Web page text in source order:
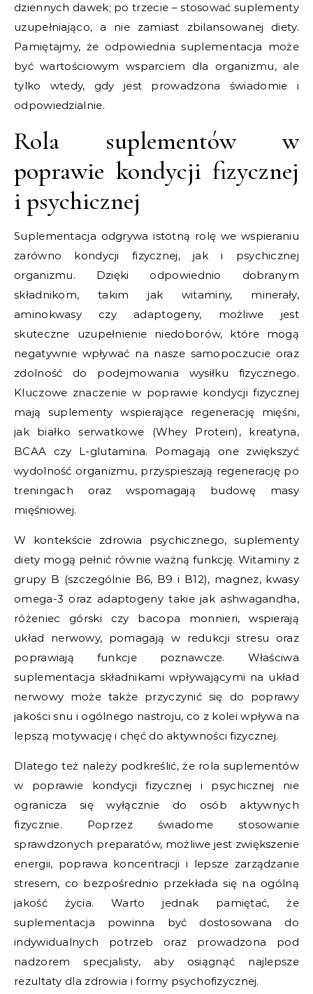
dziennych dawek; po trzecie – stosować suplementy
uzupełniająco, a nie zamiast zbilansowanej diety.
Pamiętajmy, że odpowiednia suplementacja może
być wartościowym wsparciem dla organizmu, ale
tylko wtedy, gdy jest prowadzona świadomie i
odpowiedzialnie.
Rola suplementów w
poprawie kondycji fizycznej
i psychicznej
Suplementacja odgrywa istotną rolę we wspieraniu
zarówno kondycji fizycznej, jak i psychicznej
organizmu. Dzięki odpowiednio dobranym
składnikom, takim jak witaminy, minerały,
aminokwasy czy adaptogeny, możliwe jest
skuteczne uzupełnienie niedoborów, które mogą
negatywnie wpływać na nasze samopoczucie oraz
zdolność do podejmowania wysiłku fizycznego.
Kluczowe znaczenie w poprawie kondycji fizycznej
mają suplementy wspierające regenerację mięśni,
jak białko serwatkowe (Whey Protein), kreatyna,
BCAA czy L-glutamina. Pomagają one zwiększyć
wydolność organizmu, przyspieszają regenerację po
treningach oraz wspomagają budowę masy
mięśniowej.
W kontekście zdrowia psychicznego, suplementy
diety mogą pełnić równie ważną funkcję. Witaminy z
grupy B (szczególnie B6, B9 i B12), magnez, kwasy
omega-3 oraz adaptogeny takie jak ashwagandha,
różeniec górski czy bacopa monnieri, wspierają
układ nerwowy, pomagają w redukcji stresu oraz
poprawiają funkcje poznawcze. Właściwa
suplementacja składnikami wpływającymi na układ
nerwowy może także przyczynić się do poprawy
jakości snu i ogólnego nastroju, co z kolei wpływa na
lepszą motywację i chęć do aktywności fizycznej.
Dlatego też należy podkreślić, że rola suplementów
w poprawie kondycji fizycznej i psychicznej nie
ogranicza się wyłącznie do osób aktywnych
fizycznie. Poprzez świadome stosowanie
sprawdzonych preparatów, możliwe jest zwiększenie
energii, poprawa koncentracji i lepsze zarządzanie
stresem, co bezpośrednio przekłada się na ogólną
jakość życia. Warto jednak pamiętać, że
suplementacja powinna być dostosowana do
indywidualnych potrzeb oraz prowadzona pod
nadzorem specjalisty, aby osiągnąć najlepsze
rezultaty dla zdrowia i formy psychofizycznej.